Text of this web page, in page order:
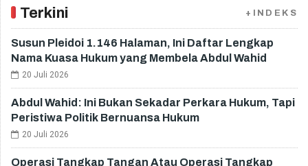
Terkini +INDEKS
Susun Pleidoi 1.146 Halaman, Ini Daftar Lengkap
Nama Kuasa Hukum yang Membela Abdul Wahid
20 Juli 2026
Abdul Wahid: Ini Bukan Sekadar Perkara Hukum, Tapi
Peristiwa Politik Bernuansa Hukum
20 Juli 2026
Operasi Tangkap Tangan Atau Operasi Tangkap